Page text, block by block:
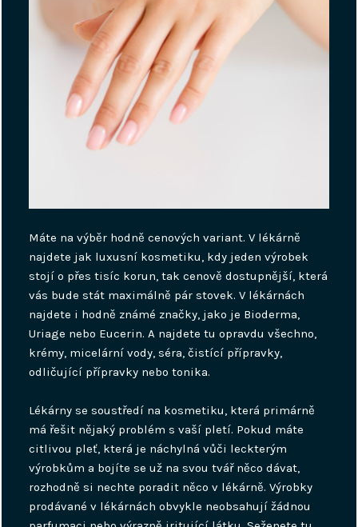
Máte na výběr hodně cenových variant. V lékárně
najdete jak luxusní kosmetiku, kdy jeden výrobek
stojí o přes tisíc korun, tak cenově dostupnější, která
vás bude stát maximálně pár stovek. V lékárnách
najdete i hodně známé značky, jako je Bioderma,
Uriage nebo Eucerin. A najdete tu opravdu všechno,
krémy, micelární vody, séra, čistící přípravky,
odličující přípravky nebo tonika.
Lékárny se soustředí na kosmetiku, která primárně
má řešit nějaký problém s vaší pletí. Pokud máte
citlivou pleť, která je náchylná vůči leckterým
výrobkům a bojíte se už na svou tvář něco dávat,
rozhodně si nechte poradit něco v lékárně. Výrobky
prodávané v lékárnách obvykle neobsahují žádnou